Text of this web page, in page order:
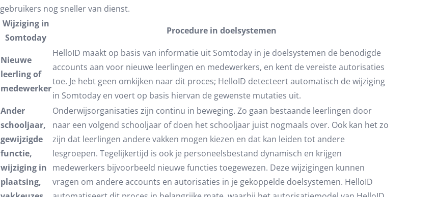
gebruikers nog sneller van dienst.
Wijziging in
Somtoday
Procedure in doelsystemen
Nieuwe
leerling of
medewerker
HelloID maakt op basis van informatie uit Somtoday in je doelsystemen de benodigde
accounts aan voor nieuwe leerlingen en medewerkers, en kent de vereiste autorisaties
toe. Je hebt geen omkijken naar dit proces; HelloID detecteert automatisch de wijziging
in Somtoday en voert op basis hiervan de gewenste mutaties uit.
Ander
schooljaar,
gewijzigde
functie,
wijziging in
plaatsing,
Onderwijsorganisaties zijn continu in beweging. Zo gaan bestaande leerlingen door
naar een volgend schooljaar of doen het schooljaar juist nogmaals over. Ook kan het zo
zijn dat leerlingen andere vakken mogen kiezen en dat kan leiden tot andere
lesgroepen. Tegelijkertijd is ook je personeelsbestand dynamisch en krijgen
medewerkers bijvoorbeeld nieuwe functies toegewezen. Deze wijzigingen kunnen
vragen om andere accounts en autorisaties in je gekoppelde doelsystemen. HelloID